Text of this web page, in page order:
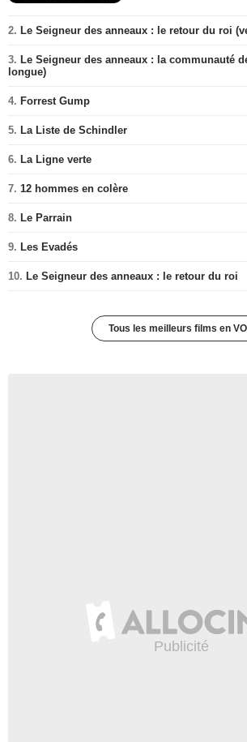
2. Le Seigneur des anneaux : le retour du roi
3. Le Seigneur des anneaux : la communauté
longue)
4. Forrest Gump
5. La Liste de Schindler
6. La Ligne verte
7. 12 hommes en colère
8. Le Parrain
9. Les Evadés
10. Le Seigneur des anneaux : le retour du roi
Tous les meilleurs films en